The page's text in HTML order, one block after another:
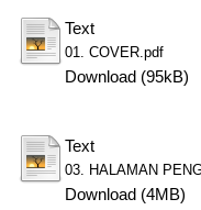
Text
01. COVER.pdf
Download (95kB)
Text
03. HALAMAN
Download (4MB)